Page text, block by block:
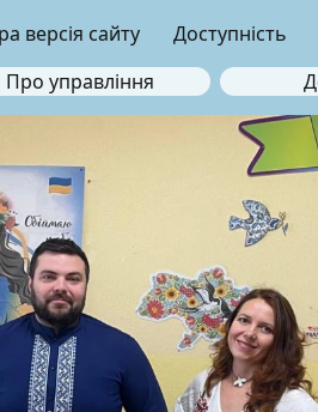
версія сайту Доступність
Про управління